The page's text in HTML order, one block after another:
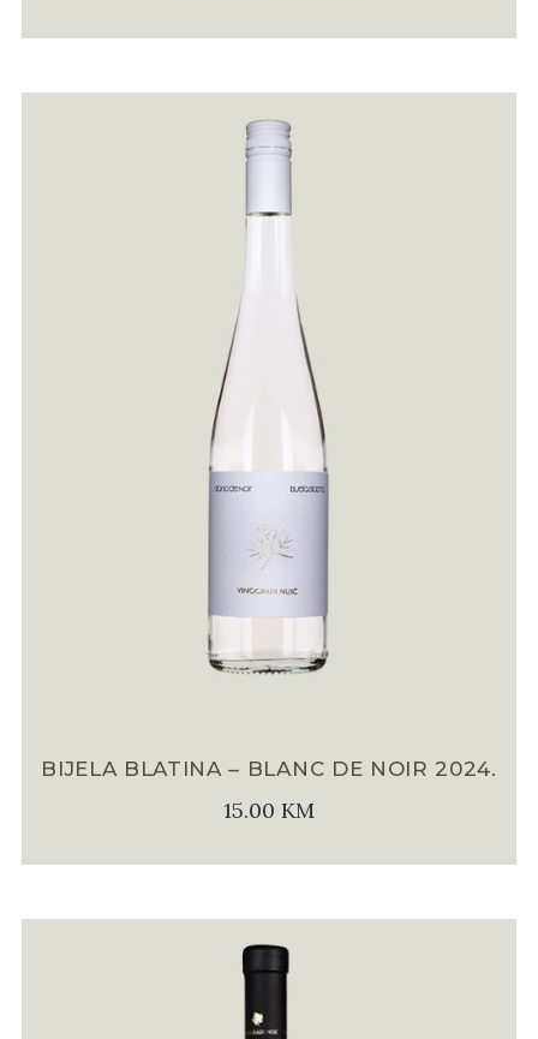
BIJELA BLATINA – BLANC DE NOIR 2024.
15.00 KM